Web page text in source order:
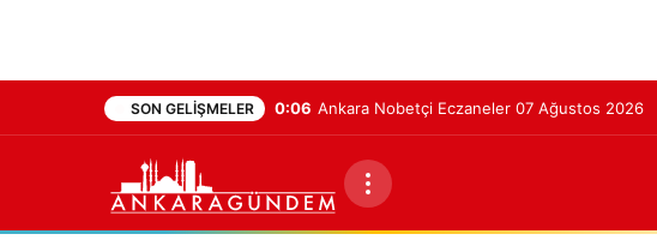
SON GELIŞMELER 0:06 Ankara Nobetçi Eczaneler 07 Ağustos 2026